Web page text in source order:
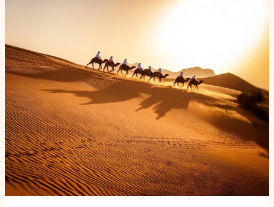
onmisbare
reisbestemming